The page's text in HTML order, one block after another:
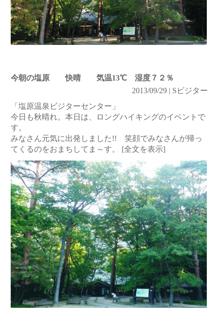
今朝の塩原 快晴 気温13℃ 湿度７２％
2013/09/29 | Sビジター
「塩原温泉ビジターセンター」
今日も秋晴れ。本日は、ロングハイキングのイベントで
す。
みなさん元気に出発しました!! 笑顔でみなさんが帰っ
てくるのをおまちしてま～す。 [全文を表示]